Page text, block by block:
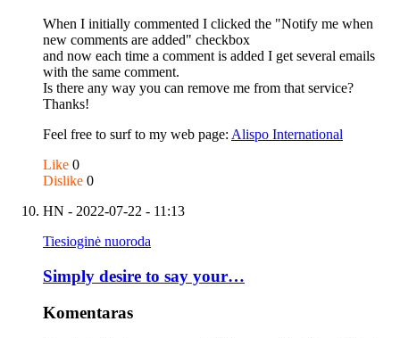
When I initially commented I clicked the "Notify me when
new comments are added" checkbox
and now each time a comment is added I get several emails
with the same comment.
Is there any way you can remove me from that service?
Thanks!
Feel free to surf to my web page: Alispo International
Like 0
Dislike 0
HN - 2022-07-22 - 11:13
Tiesioginė nuoroda
Simply desire to say your…
Komentaras